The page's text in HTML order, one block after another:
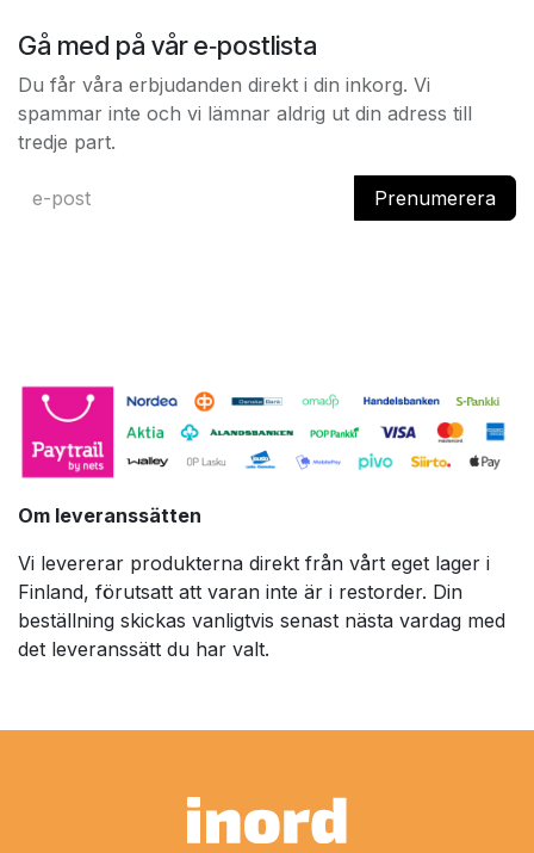
Gå med på vår e‑postlista
Du får våra erbjudanden direkt i din inkorg. Vi
spammar inte och vi lämnar aldrig ut din adress till
tredje part.
Prenumerera
Om leveranssätten
Vi levererar produkterna direkt från vårt eget lager i
Finland, förutsatt att varan inte är i restorder. Din
beställning skickas vanligtvis senast nästa vardag med
det leveranssätt du har valt.